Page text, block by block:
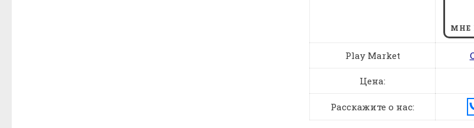
МНЕ
Play Market
Цена:
Расскажите о нас: